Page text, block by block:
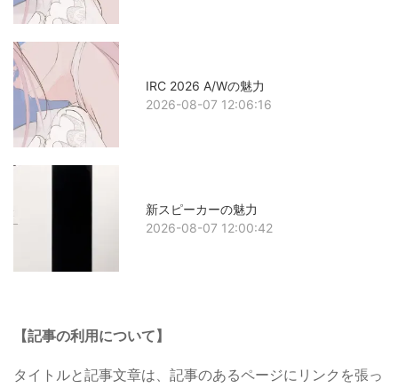
IRC 2026 A/Wの魅力
2026-08-07 12:06:16
新スピーカーの魅力
2026-08-07 12:00:42
【記事の利用について】
タイトルと記事文章は、記事のあるページにリンクを張っ